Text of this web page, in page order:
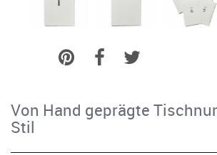
Von Hand geprägte
Stil